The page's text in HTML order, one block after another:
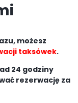
możesz
taksówek.
24 godziny
rezerwację za